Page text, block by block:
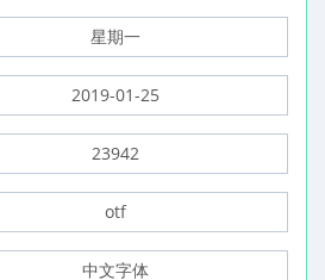
星期一
2019-01-25
23942
otf
中文字体